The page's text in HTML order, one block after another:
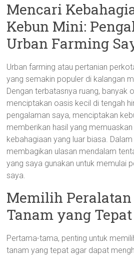
Mencari
Kebun Mini:
Urban Farming
Urban farming atau pertanian
yang semakin populer di kalangan
Dengan terbatasnya ruang, banyak
menciptakan oasis kecil di tengah
pengalaman saya, menciptakan
memberikan hasil yang
kebahagiaan yang luar biasa.
membagikan ulasan mendalam
yang saya gunakan untuk memulai
saya.
Memilih
Tanam yang Tepat
Pertama-tama, penting untuk
tanam yang tepat agar dapat